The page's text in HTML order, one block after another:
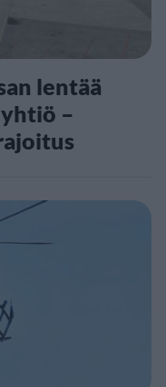
lentää
–